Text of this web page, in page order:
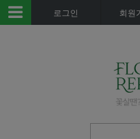
로그인 회원